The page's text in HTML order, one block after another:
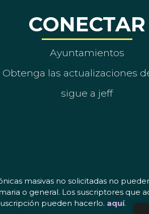
CONECTAR
Ayuntamientos
Obtenga las actualizaciones
sigue a jeff
masivas no solicitadas no
o general. Los suscriptores que
pueden hacerlo. aquí.